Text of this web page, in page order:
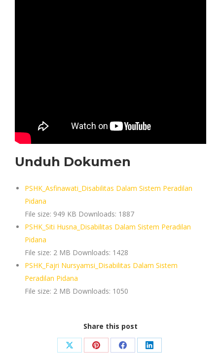
Unduh Dokumen
PSHK_Asfinawati_Disabilitas Dalam Sistem Peradilan
Pidana
File size: 949 KB Downloads: 1887
PSHK_Siti Husna_Disabilitas Dalam Sistem Peradilan
Pidana
File size: 2 MB Downloads: 1428
PSHK_Fajri Nursyamsi_Disabilitas Dalam Sistem
Peradilan Pidana
File size: 2 MB Downloads: 1050
Share this post
Share Share Share Share